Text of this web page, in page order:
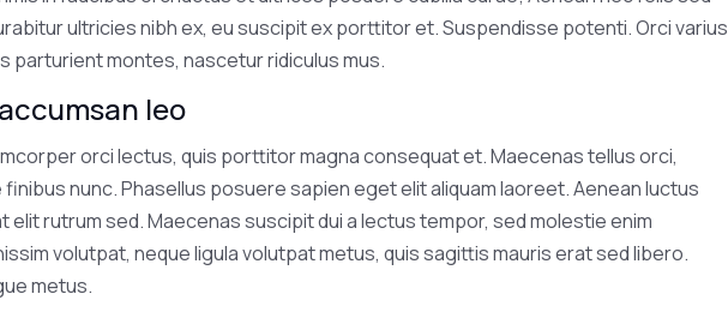
ultricies nibh ex, eu suscipit ex porttitor et. Suspendisse potenti. Orci varius
parturient montes, nascetur ridiculus mus.
leo
orci lectus, quis porttitor magna consequat et. Maecenas tellus orci,
nunc. Phasellus posuere sapien eget elit aliquam laoreet. Aenean luctus
elit rutrum sed. Maecenas suscipit dui a lectus tempor, sed molestie enim
volutpat, neque ligula volutpat metus, quis sagittis mauris erat sed libero.
metus.